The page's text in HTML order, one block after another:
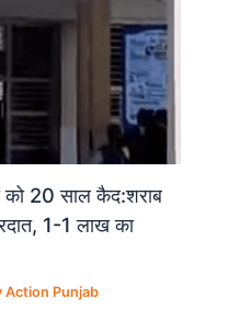
को 20 साल कैद:शराब
1-1 लाख का
Action Punjab